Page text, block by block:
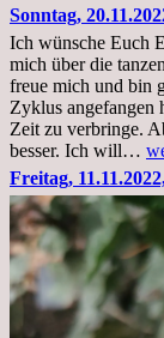
Sonntag,
Ich wünsche Euch
mich über die
freue mich und bin
Zyklus angefangen
Zeit zu verbringe.
besser. Ich will…
Freitag,